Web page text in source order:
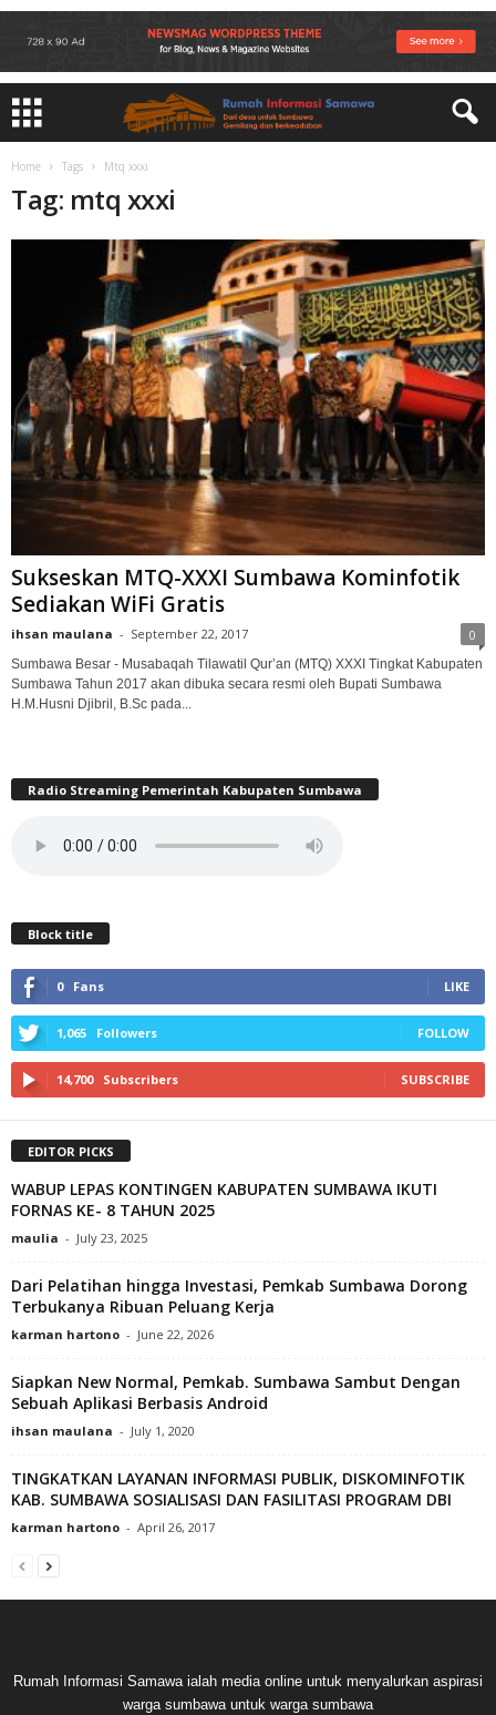
Home Tags Mtq xxxi
Tag: mtq xxxi
Sukseskan MTQ-XXXI Sumbawa Kominfotik
Sediakan WiFi Gratis
ihsan maulana - September 22, 2017 0
Sumbawa Besar - Musabaqah Tilawatil Qur’an (MTQ) XXXI Tingkat Kabupaten
Sumbawa Tahun 2017 akan dibuka secara resmi oleh Bupati Sumbawa
H.M.Husni Djibril, B.Sc pada...
Radio Streaming Pemerintah Kabupaten Sumbawa
Block title
0 Fans LIKE
1,065 Followers FOLLOW
14,700 Subscribers SUBSCRIBE
EDITOR PICKS
WABUP LEPAS KONTINGEN KABUPATEN SUMBAWA IKUTI
FORNAS KE- 8 TAHUN 2025
maulia - July 23, 2025
Dari Pelatihan hingga Investasi, Pemkab Sumbawa Dorong
Terbukanya Ribuan Peluang Kerja
karman hartono - June 22, 2026
Siapkan New Normal, Pemkab. Sumbawa Sambut Dengan
Sebuah Aplikasi Berbasis Android
ihsan maulana - July 1, 2020
TINGKATKAN LAYANAN INFORMASI PUBLIK, DISKOMINFOTIK
KAB. SUMBAWA SOSIALISASI DAN FASILITASI PROGRAM DBI
karman hartono - April 26, 2017
Rumah Informasi Samawa ialah media online untuk menyalurkan aspirasi
warga sumbawa untuk warga sumbawa